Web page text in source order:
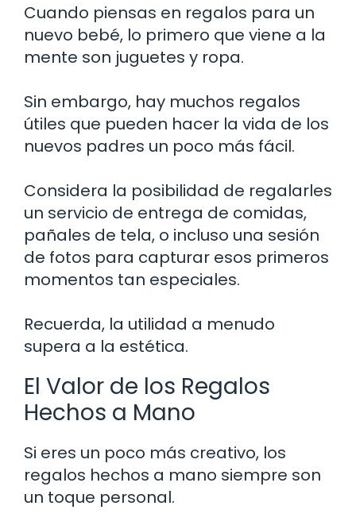
Cuando piensas en regalos para un
nuevo bebé, lo primero que viene a la
mente son juguetes y ropa.
Sin embargo, hay muchos regalos
útiles que pueden hacer la vida de los
nuevos padres un poco más fácil.
Considera la posibilidad de regalarles
un servicio de entrega de comidas,
pañales de tela, o incluso una sesión
de fotos para capturar esos primeros
momentos tan especiales.
Recuerda, la utilidad a menudo
supera a la estética.
El Valor de los Regalos
Hechos a Mano
Si eres un poco más creativo, los
regalos hechos a mano siempre son
un toque personal.